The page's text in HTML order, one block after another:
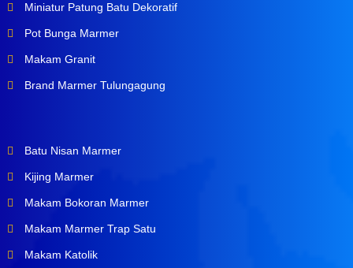
Miniatur Patung Batu Dekoratif
Pot Bunga Marmer
Makam Granit
Brand Marmer Tulungagung
Batu Nisan Marmer
Kijing Marmer
Makam Bokoran Marmer
Makam Marmer Trap Satu
Makam Katolik